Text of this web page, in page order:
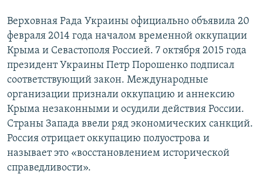
Верховная Рада Украины официально объявила 20
февраля 2014 года началом временной оккупации
Крыма и Севастополя Россией. 7 октября 2015 года
президент Украины Петр Порошенко подписал
соответствующий закон. Международные
организации признали оккупацию и аннексию
Крыма незаконными и осудили действия России.
Страны Запада ввели ряд экономических санкций.
Россия отрицает оккупацию полуострова и
называет это «восстановлением исторической
справедливости».